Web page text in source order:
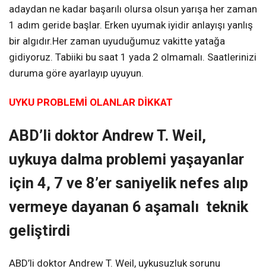
adaydan ne kadar başarılı olursa olsun yarışa her zaman
1 adım geride başlar. Erken uyumak iyidir anlayışı yanlış
bir algıdır.Her zaman uyuduğumuz vakitte yatağa
gidiyoruz. Tabiiki bu saat 1 yada 2 olmamalı. Saatlerinizi
duruma göre ayarlayıp uyuyun.
UYKU PROBLEMİ OLANLAR DİKKAT
ABD’li doktor Andrew T. Weil,
uykuya dalma problemi yaşayanlar
için 4, 7 ve 8’er saniyelik nefes alıp
vermeye dayanan 6 aşamalı teknik
geliştirdi
ABD’li doktor Andrew T. Weil, uykusuzluk sorunu